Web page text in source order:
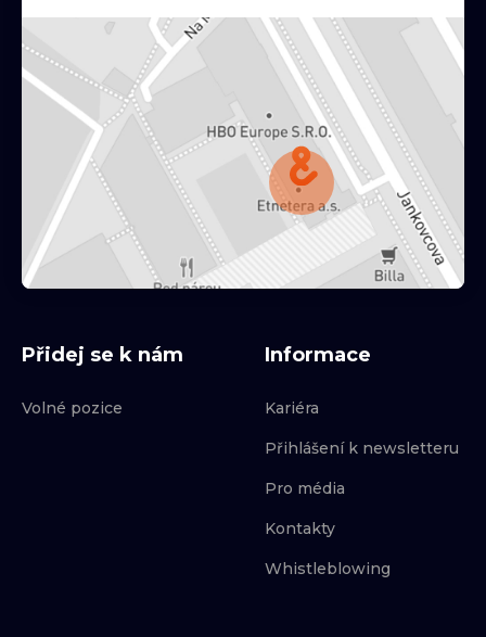
Přidej se k nám
Volné pozice
Informace
Kariéra
Přihlášení k newsletteru
Pro média
Kontakty
Whistleblowing